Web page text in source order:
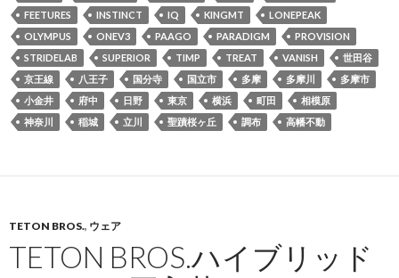
FEETURES INSTINCT IQ KINGMT
LONEPEAK
OLYMPUS
ONEV3 PAAGO PARADIGM
PROVISION
STRIDELAB
SUPERIOR TIMP TREAT VANISH
世田谷
京王線
八王子 国分寺 国立市 多摩 多摩川
多摩市
小金井
府中 日野 東京 横浜 町田
相模原
神奈川
稲城 立川 聖蹟桜ヶ丘 調布 高幡不動
TETON BROS., ウェア
TETON BROS.ハイブリッド